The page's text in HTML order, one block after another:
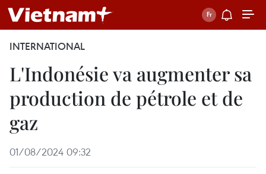
INTERNATIONAL
L'Indonésie va augmenter sa
production de pétrole et de
gaz
01/08/2024 09:32